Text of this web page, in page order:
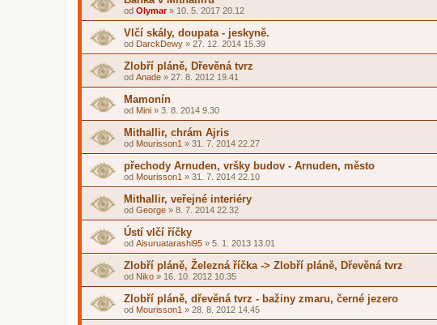
od Olymar» 10. 5. 2017 20.12
Vlčí skály, doupata - jeskyně.
od DarckDewy » 27. 12. 2014 15.39
Zlobří pláně, Dřevěná tvrz
od Anade » 27. 8. 2012 19.41
Mamonín
od Mini » 3. 8. 2014 9.30
Mithallir, chrám Ajris
od Mourisson1 » 31. 7. 2014 22.27
přechody Arnuden, vršky budov - Arnuden, město
od Mourisson1 » 31. 7. 2014 22.10
Mithallir, veřejné interiéry
od George » 8. 7. 2014 22.32
Ústí vlčí říčky
od Aisuruatarashi95 » 5. 1. 2013 13.01
Zlobří pláně, Železná říčka -> Zlobří pláně, Dřevěná tvrz
od Niko » 16. 10. 2012 10.35
Zlobří pláně, dřevěná tvrz - bažiny zmaru, černé jezero
od Mourisson1 » 28. 8. 2012 14.45